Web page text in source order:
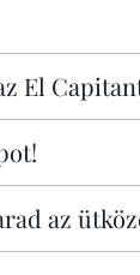
El
az